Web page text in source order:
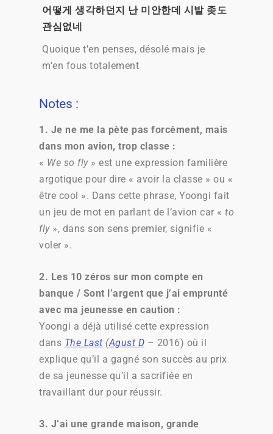
어떻게 생각하던지 난 미안한데 시발 좆도
관심없네
Quoique t'en penses, désolé mais je
m'en fous totalement
Notes :
1. Je ne me la pète pas forcément, mais
dans mon avion, trop classe :
« We so fly» est une expression familière
argotique pour dire « avoir la classe » ou «
être cool ». Dans cette phrase, Yoongi fait
un jeu de mot en parlant de l’avion car « to
fly», dans son sens premier, signifie «
voler ».
2. Les 10 zéros sur mon compte en
banque / Sont l’argent que j’ai emprunté
avec ma jeunesse en caution :
Yoongi a déjà utilisé cette expression
dans The Last (Agust D – 2016) où il
explique qu’il a gagné son succès au prix
de sa jeunesse qu’il a sacrifiée en
travaillant dur pour réussir.
3. J’ai une grande maison, grande